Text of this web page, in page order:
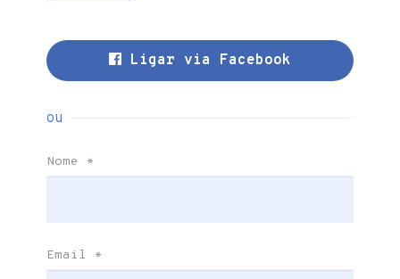
Ligar via Facebook
ou
Nome *
Email *